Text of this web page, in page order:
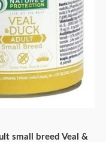
small breed Veal &
варіантів.
Параметри
можна
вибрати
на
сторінці